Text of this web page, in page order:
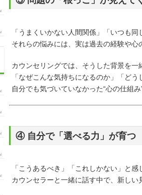
「うまくいかない人間関係」「いつも
それらの悩みには、実は過去の経験や心
カウンセリングでは、そうした背景を一
「なぜこんな気持ちになるのか」「ど
自分でも気づいていなかった“心の仕組
④ 自分で「選べる力」が育つ
「こうあるべき」「これしかない」と感
カウンセラーと一緒に話す中で、新しい